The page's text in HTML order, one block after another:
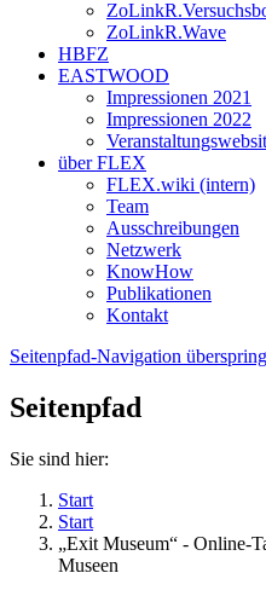
ZoLinkR.Wave
HBFZ
EASTWOOD
Impressionen 2021
Impressionen 2022
über FLEX
FLEX.wiki (intern)
Team
Ausschreibungen
Netzwerk
KnowHow
Publikationen
Kontakt
Seitenpfad-Navigation
Seitenpfad
Sie sind hier:
Start
Start
„Exit Museum“ - Online-
Museen